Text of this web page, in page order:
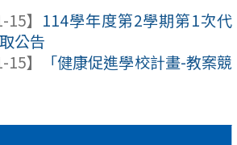
】 114學年度第2學期第1次代
公告
】
「健康促進學校計畫-教案競